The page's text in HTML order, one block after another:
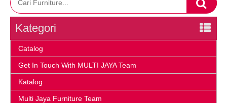
Kategori
Catalog
Get In Touch With MULTI JAYA Team
Katalog
Multi Jaya Furniture Team